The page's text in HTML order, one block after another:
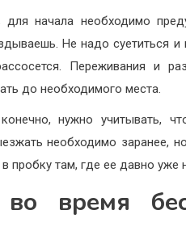
начала необходимо
Не надо суетиться и
Переживания и
до необходимого места.
нужно учитывать,
необходимо заранее,
в пробку там, где ее давно уже
время